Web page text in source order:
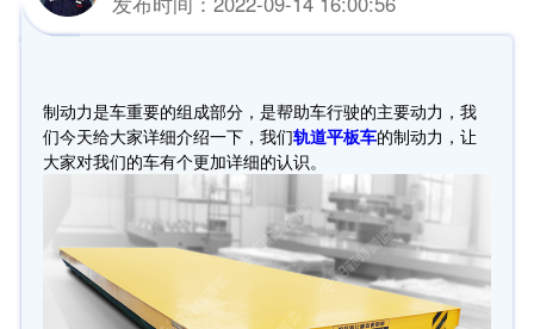
制动力是车重要的组成部分，是帮助车行驶的主要动力，我
们今天给大家详细介绍一下，我们轨道平板车的制动力，让
大家对我们的车有个更加详细的认识。